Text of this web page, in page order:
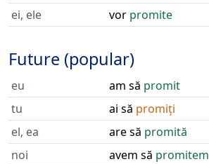
ei, ele
vor promite
Future (popular)
eu am să promit
tu
ai să promiți
el, ea
are să promită
noi
avem să promitem